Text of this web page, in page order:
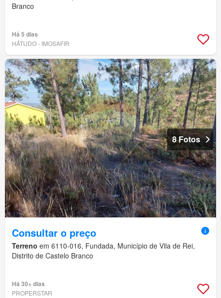
Branco
Há 5 dias
HÁTUDO - IMOSAFIR
8 Fotos
Consultar o preço
Terreno em 6110-016, Fundada, Município de Vila de Rei,
Distrito de Castelo Branco
Há 30+ dias
PROPERSTAR